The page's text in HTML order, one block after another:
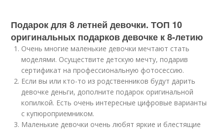
Подарок для 8 летней девочки. ТОП 10
оригинальных подарков девочке к 8-летию
Очень многие маленькие девочки мечтают стать
моделями. Осуществите детскую мечту, подарив
сертификат на профессиональную фотосессию.
Если вы или кто-то из родственников будут дарить
девочке деньги, дополните подарок оригинальной
копилкой. Есть очень интересные цифровые варианты
с купюроприемником.
Маленькие девочки очень любят яркие и блестящие